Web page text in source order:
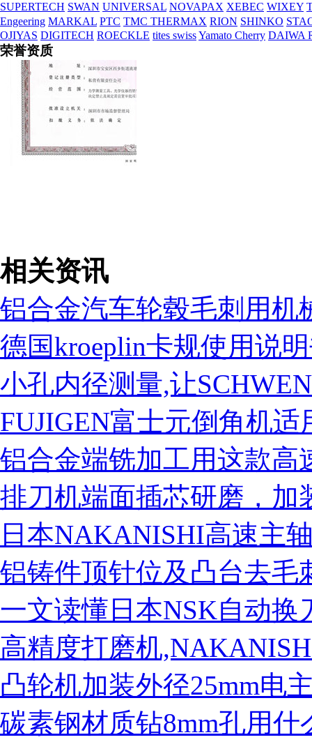
SUPERTECH SWAN UNIVERSAL NOVAPAX XEBEC WIXEY
Engeering MARKAL PTC TMC THERMAX RION SHINKO
OJIYAS DIGITECH ROECKLE tites swissYamato Cherry DAIWA
荣誉资质
相关资讯
铝合金汽车轮毂毛刺用机
德国kroeplin卡规使用说
小孔内径测量,让
FUJIGEN富士元倒角机适
铝合金端铣加工用这款高
排刀机端面插芯研磨，加
日本NAKANISHI高速主
铝铸件顶针位及凸台去
一文读懂日本NSK自动换
高精度打磨机
凸轮机加装外径25mm电
碳素钢材质钻8mm孔用